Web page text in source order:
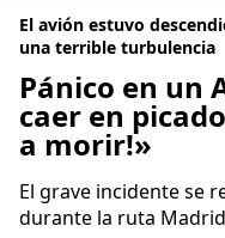
El avión estuvo
una terrible turbulencia
Pánico en un
caer en
a morir!»
El grave incidente se
durante la ruta